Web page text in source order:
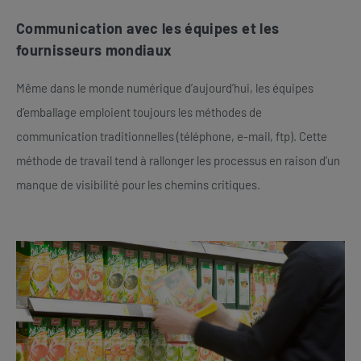
Communication avec les équipes et les
fournisseurs mondiaux
Même dans le monde numérique d’aujourd’hui, les équipes
d’emballage emploient toujours les méthodes de
communication traditionnelles (téléphone, e-mail, ftp). Cette
méthode de travail tend à rallonger les processus en raison d’un
manque de visibilité pour les chemins critiques.